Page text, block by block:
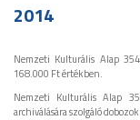
2014
Nemzeti Kulturális Alap
168.000 Ft értékben.
Nemzeti Kulturális Alap
archiválására szolgáló